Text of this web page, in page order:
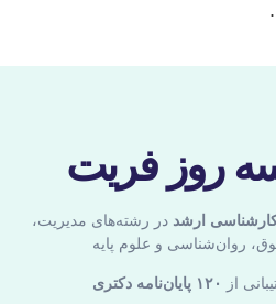
روز فریت
در رشته‌های مدیریت،
روان‌شناسی و علوم پایه
از ۱۲۰ پایان‌نامه دکتری